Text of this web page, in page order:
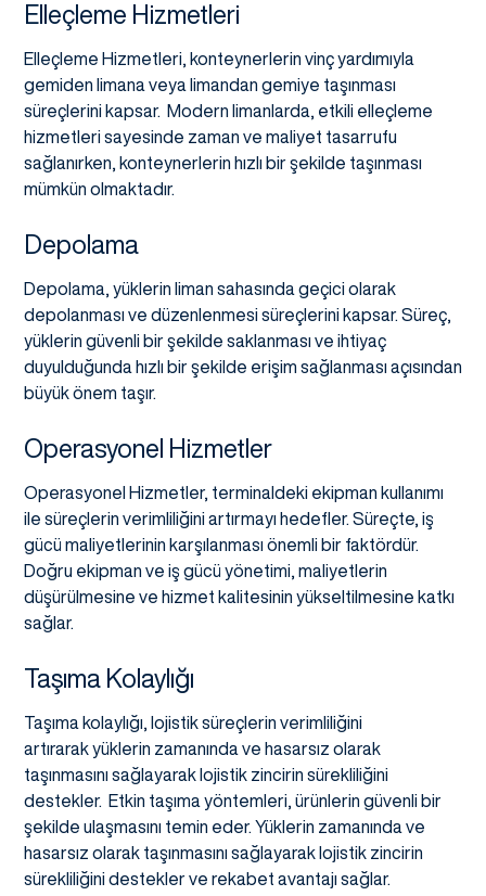
Elleçleme Hizmetleri
Elleçleme Hizmetleri, konteynerlerin vinç yardımıyla
gemiden limana veya limandan gemiye taşınması
süreçlerini kapsar. Modern limanlarda, etkili elleçleme
hizmetleri sayesinde zaman ve maliyet tasarrufu
sağlanırken, konteynerlerin hızlı bir şekilde taşınması
mümkün olmaktadır.
Depolama
Depolama, yüklerin liman sahasında geçici olarak
depolanması ve düzenlenmesi süreçlerini kapsar. Süreç,
yüklerin güvenli bir şekilde saklanması ve ihtiyaç
duyulduğunda hızlı bir şekilde erişim sağlanması açısından
büyük önem taşır.
Operasyonel Hizmetler
Operasyonel Hizmetler, terminaldeki ekipman kullanımı
ile süreçlerin verimliliğini artırmayı hedefler. Süreçte, iş
gücü maliyetlerinin karşılanması önemli bir faktördür.
Doğru ekipman ve iş gücü yönetimi, maliyetlerin
düşürülmesine ve hizmet kalitesinin yükseltilmesine katkı
sağlar.
Taşıma Kolaylığı
Taşıma kolaylığı, lojistik süreçlerin verimliliğini
artırarak yüklerin zamanında ve hasarsız olarak
taşınmasını sağlayarak lojistik zincirin sürekliliğini
destekler. Etkin taşıma yöntemleri, ürünlerin güvenli bir
şekilde ulaşmasını temin eder. Yüklerin zamanında ve
hasarsız olarak taşınmasını sağlayarak lojistik zincirin
sürekliliğini destekler ve rekabet avantajı sağlar.